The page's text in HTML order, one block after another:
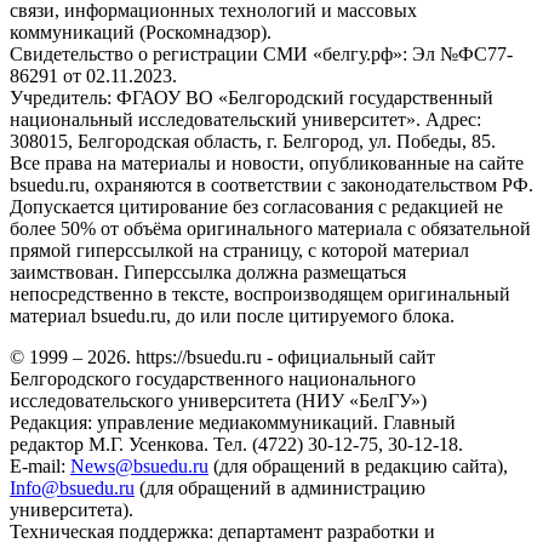
связи, информационных технологий и массовых
коммуникаций (Роскомнадзор).
Свидетельство о регистрации СМИ «белгу.рф»: Эл №ФС77-
86291 от 02.11.2023.
Учредитель: ФГАОУ ВО «Белгородский государственный
национальный исследовательский университет». Адрес:
308015, Белгородская область, г. Белгород, ул. Победы, 85.
Все права на материалы и новости, опубликованные на сайте
bsuedu.ru, охраняются в соответствии с законодательством РФ.
Допускается цитирование без согласования с редакцией не
более 50% от объёма оригинального материала с обязательной
прямой гиперссылкой на страницу, с которой материал
заимствован. Гиперссылка должна размещаться
непосредственно в тексте, воспроизводящем оригинальный
материал bsuedu.ru, до или после цитируемого блока.
© 1999 – 2026. https://bsuedu.ru - официальный сайт
Белгородского государственного национального
исследовательского университета (НИУ «БелГУ»)
Редакция: управление медиакоммуникаций. Главный
редактор М.Г. Усенкова. Тел. (4722) 30-12-75, 30-12-18.
E-mail: News@bsuedu.ru (для обращений в редакцию сайта),
Info@bsuedu.ru (для обращений в администрацию
университета).
Техническая поддержка: департамент разработки и